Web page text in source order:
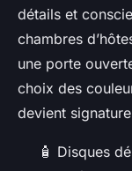
détails et
chambres
une porte
choix des
devient
🧴 Disques